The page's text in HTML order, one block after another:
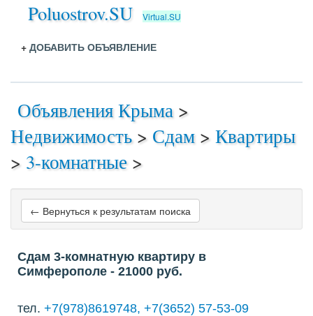
Poluostrov.SU Virtual.SU
+ ДОБАВИТЬ ОБЪЯВЛЕНИЕ
Объявления Крыма >
Недвижимость> Сдам > Квартиры
> 3-комнатные>
← Вернуться к результатам поиска
Сдам 3-комнатную квартиру в
Симферополе - 21000 руб.
тел. +7(978)8619748, +7(3652) 57-53-09